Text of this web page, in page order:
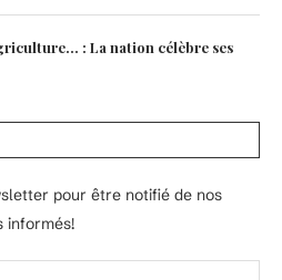
: La nation célèbre ses
pour être notifié de nos
informés!